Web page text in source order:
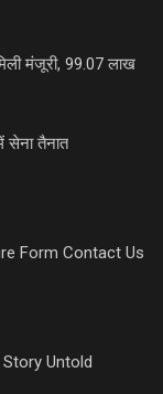
मंजूरी, 99.07 लाख
सेना तैनात
Form Contact Us
Untold